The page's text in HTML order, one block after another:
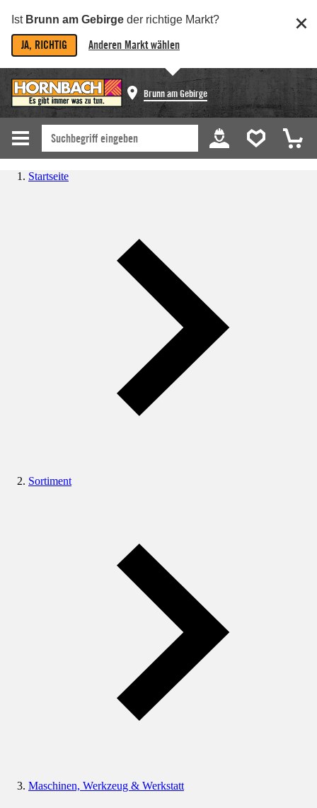
Ist Brunn am Gebirge der richtige Markt?
JA, RICHTIG Anderen Markt wählen
Brunn am Gebirge
Startseite
Sortiment
Maschinen, Werkzeug & Werkstatt